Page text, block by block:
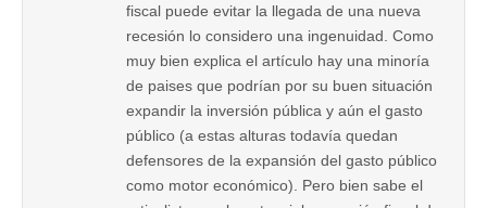
fiscal puede evitar la llegada de una nueva
recesión lo considero una ingenuidad. Como
muy bien explica el artículo hay una minoría
de paises que podrían por su buen situación
expandir la inversión pública y aún el gasto
público (a estas alturas todavía quedan
defensores de la expansión del gasto público
como motor económico). Pero bien sabe el